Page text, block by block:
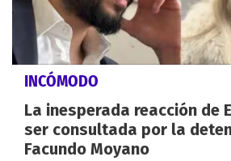
INCÓMODO
La inesperada reacción de
ser consultada por la
Facundo Moyano